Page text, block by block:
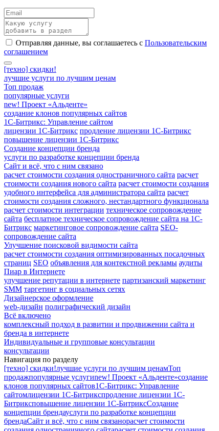
Отправляя данные, вы соглашаетесь с Пользовательским
соглашением
[техно] скидки!
лучшие услуги по лучшим ценам
Топ продаж
популярные услуги
new! Проект «Альденте»
создание клонов популярных сайтов
1С-Битрикс: Управление сайтом
лицензии 1С-Битрикс продление лицензии 1С-Битрикс
повышение лицензии 1С-Битрикс
Создание концепции бренда
услуги по разработке концепции бренда
Сайт и всё, что с ним связано
расчет стоимости создания одностраничного сайта расчет
стоимости создания нового сайта расчет стоимости создания
удобного интерфейса для администратора сайта расчет
стоимости создания сложного, нестандартного функционала
расчет стоимости интеграции техническое сопровождение
сайта бесплатное техническое сопровождение сайта на 1С-
Битрикс маркетинговое сопровождение сайта SEO-
сопровождение сайта
Улучшение поисковой видимости сайта
расчет стоимости создания оптимизированных посадочных
страниц SEO объявления для контекстной рекламы аудиты
Пиар в Интернете
улучшение репутации в интернете партизанский маркетинг
SMM таргетинг в социальных сетях
Дизайнерское оформление
web-дизайн полиграфический дизайн
Всё включено
комплексный подход в развитии и продвижении сайта и
бренда в интернете
Индивидуальные и групповые консультации
консультации
Навигация по разделу
[техно] скидки!лучшие услуги по лучшим ценамТоп
продажпопулярные услугиnew! Проект «Альденте»создание
клонов популярных сайтов1С-Битрикс: Управление
сайтомлицензии 1С-Битрикспродление лицензии 1С-
Битриксповышение лицензии 1С-БитриксСоздание
концепции брендауслуги по разработке концепции
брендаСайт и всё, что с ним связанорасчет стоимости